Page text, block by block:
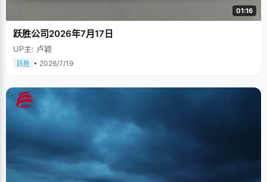
01:16
跃胜公司2026年7月17日
UP主: 卢颖
跃胜 • 2026/7/19